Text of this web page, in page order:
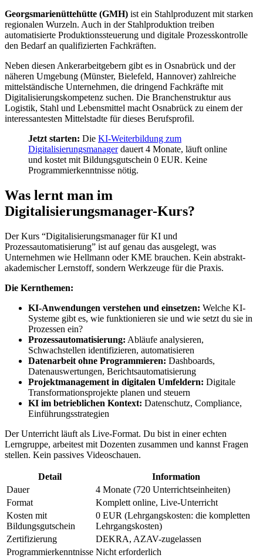
Georgsmarienüttehütte (GMH) ist ein Stahlproduzent mit starken
regionalen Wurzeln. Auch in der Stahlproduktion treiben
automatisierte Produktionssteuerung und digitale Prozesskontrolle
den Bedarf an qualifizierten Fachkräften.
Neben diesen Ankerarbeitgebern gibt es in Osnabrück und der
näheren Umgebung (Münster, Bielefeld, Hannover) zahlreiche
mittelständische Unternehmen, die dringend Fachkräfte mit
Digitalisierungskompetenz suchen. Die Branchenstruktur aus
Logistik, Stahl und Lebensmittel macht Osnabrück zu einem der
interessantesten Mittelstadte für dieses Berufsprofil.
Jetzt starten: Die KI-Weiterbildung zum
Digitalisierungsmanagerdauert 4 Monate, läuft online
und kostet mit Bildungsgutschein 0 EUR. Keine
Programmierkenntnisse nötig.
Was lernt man im
Digitalisierungsmanager-Kurs?
Der Kurs “Digitalisierungsmanager für KI und
Prozessautomatisierung” ist auf genau das ausgelegt, was
Unternehmen wie Hellmann oder KME brauchen. Kein abstrakt-
akademischer Lernstoff, sondern Werkzeuge für die Praxis.
Die Kernthemen:
KI-Anwendungen verstehen und einsetzen: Welche KI-
Systeme gibt es, wie funktionieren sie und wie setzt du sie in
Prozessen ein?
Prozessautomatisierung: Abläufe analysieren,
Schwachstellen identifizieren, automatisieren
Datenarbeit ohne Programmieren: Dashboards,
Datenauswertungen, Berichtsautomatisierung
Projektmanagement in digitalen Umfeldern: Digitale
Transformationsprojekte planen und steuern
KI im betrieblichen Kontext: Datenschutz, Compliance,
Einführungsstrategien
Der Unterricht läuft als Live-Format. Du bist in einer echten
Lerngruppe, arbeitest mit Dozenten zusammen und kannst Fragen
stellen. Kein passives Videoschauen.
Detail
Information
Dauer
4 Monate (720 Unterrichtseinheiten)
Format
Komplett online, Live-Unterricht
Kosten mit
Bildungsgutschein
0 EUR (Lehrgangskosten: die kompletten
Lehrgangskosten)
Zertifizierung
DEKRA, AZAV-zugelassen
Programmierkenntnisse Nicht erforderlich